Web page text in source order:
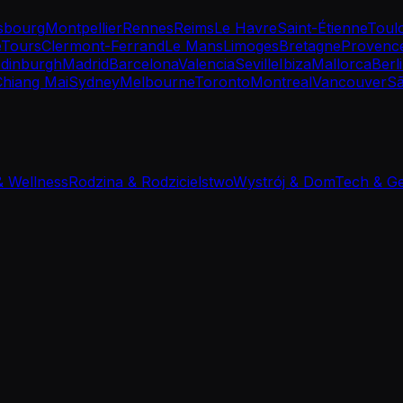
MontpellierRennesReimsLe HavreSaint-Étienne
ToursClermont-FerrandLe MansLimogesBretagne
MadridBarcelonaValenciaSevilleIbizaMallorca
MaiSydneyMelbourneTorontoMontrealVancouver
WellnessRodzina & RodzicielstwoWystrój & DomTech &